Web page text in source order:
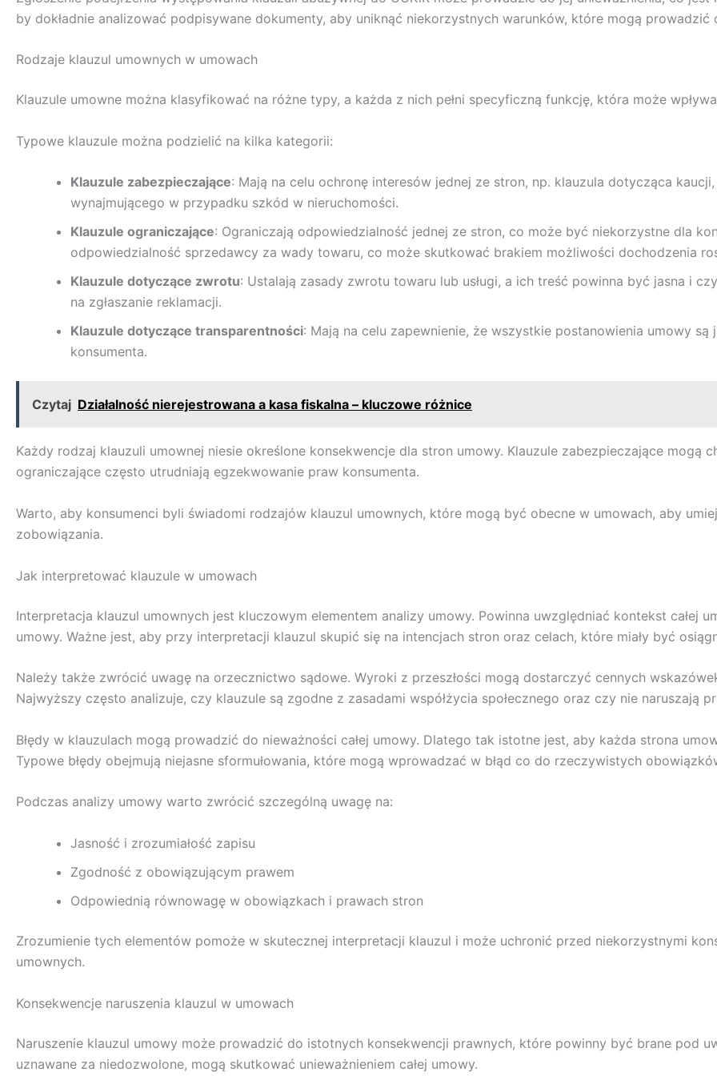
by dokładnie analizować podpisywane dokumenty, aby uniknąć niekorzystnych warunków, które mogą
Rodzaje klauzul umownych w umowach
Klauzule umowne można klasyfikować na różne typy, a każda z nich pełni specyficzną funkcję, która może
Typowe klauzule można podzielić na kilka kategorii:
Klauzule zabezpieczające: Mają na celu ochronę interesów jednej ze stron, np. klauzula dotycząca
wynajmującego w przypadku szkód w nieruchomości.
Klauzule ograniczające: Ograniczają odpowiedzialność jednej ze stron, co może być niekorzystne dla
odpowiedzialność sprzedawcy za wady towaru, co może skutkować brakiem możliwości dochodzenia
Klauzule dotyczące zwrotu: Ustalają zasady zwrotu towaru lub usługi, a ich treść powinna być jasna i
na zgłaszanie reklamacji.
Klauzule dotyczące transparentności: Mają na celu zapewnienie, że wszystkie postanowienia umowy
konsumenta.
Czytaj Działalność nierejestrowana a kasa fiskalna – kluczowe różnice
Każdy rodzaj klauzuli umownej niesie określone konsekwencje dla stron umowy. Klauzule zabezpieczające mogą
ograniczające często utrudniają egzekwowanie praw konsumenta.
Warto, aby konsumenci byli świadomi rodzajów klauzul umownych, które mogą być obecne w umowach, aby
zobowiązania.
Jak interpretować klauzule w umowach
Interpretacja klauzul umownych jest kluczowym elementem analizy umowy. Powinna uwzględniać kontekst całej
umowy. Ważne jest, aby przy interpretacji klauzul skupić się na intencjach stron oraz celach, które miały być
Należy także zwrócić uwagę na orzecznictwo sądowe. Wyroki z przeszłości mogą dostarczyć cennych
Najwyższy często analizuje, czy klauzule są zgodne z zasadami współżycia społecznego oraz czy nie naruszają
Błędy w klauzulach mogą prowadzić do nieważności całej umowy. Dlatego tak istotne jest, aby każda strona
Typowe błędy obejmują niejasne sformułowania, które mogą wprowadzać w błąd co do rzeczywistych
Podczas analizy umowy warto zwrócić szczególną uwagę na:
Jasność i zrozumiałość zapisu
Zgodność z obowiązującym prawem
Odpowiednią równowagę w obowiązkach i prawach stron
Zrozumienie tych elementów pomoże w skutecznej interpretacji klauzul i może uchronić przed niekorzystnymi
umownych.
Konsekwencje naruszenia klauzul w umowach
Naruszenie klauzul umowy może prowadzić do istotnych konsekwencji prawnych, które powinny być brane pod
uznawane za niedozwolone, mogą skutkować unieważnieniem całej umowy.